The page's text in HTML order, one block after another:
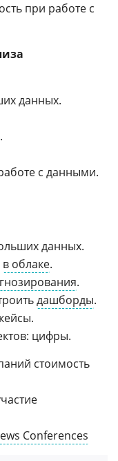
при работе с
данных.
с данными.
данных.
в облаке.
.
дашборды.
цифры.
стоимость
Conferences